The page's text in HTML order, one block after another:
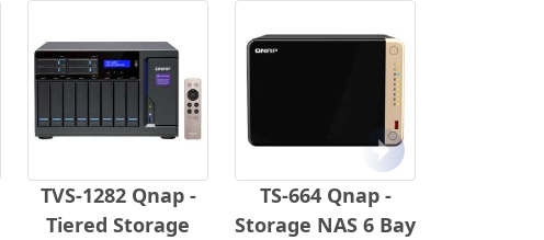
TVS-1282 Qnap -
Tiered Storage
TS-664 Qnap -
Storage NAS 6 Bay
Próximo